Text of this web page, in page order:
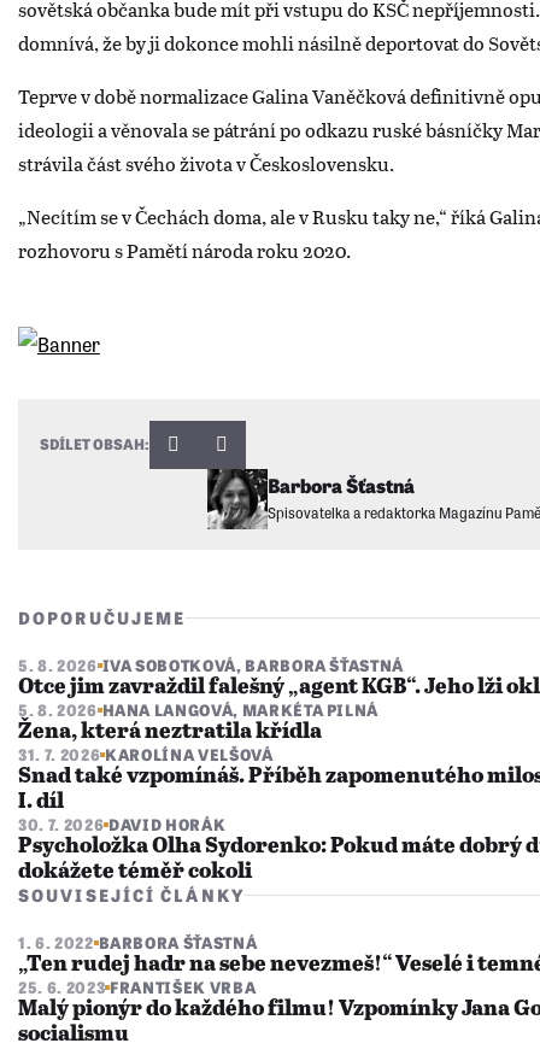
sovětská občanka bude mít při vstupu do KSČ
domnívá, že by ji dokonce mohli násilně deportovat do
Teprve v době normalizace Galina Vaněčková definitivně
ideologii a věnovala se pátrání po odkazu ruské básníčky
strávila část svého života v Československu.
„Necítím se v Čechách doma, ale v Rusku taky ne,“ říká
rozhovoru s Pamětí národa roku 2020.
Barbora Šťastná
Spisovatelka a redaktorka Magazínu
SDÍLET OBSAH:
DOPORUČUJEME
5. 8. 2026 IVA SOBOTKOVÁ, BARBORA ŠŤASTNÁ
Otce jim zavraždil falešný „agent KGB“. Jeho lži
5. 8. 2026 HANA LANGOVÁ, MARKÉTA PILNÁ
Žena, která neztratila křídla
31. 7. 2026 KAROLÍNA VELŠOVÁ
Snad také vzpomínáš. Příběh zapomenutého
I. díl
30. 7. 2026 DAVID HORÁK
Psycholožka Olha Sydorenko: Pokud máte dobrý
dokážete téměř cokoli
SOUVISEJÍCÍ ČLÁNKY
1. 6. 2022 BARBORA ŠŤASTNÁ
„Ten rudej hadr na sebe nevezmeš!“ Veselé i
25. 6. 2023 FRANTIŠEK VRBA
Malý pionýr do každého filmu! Vzpomínky Jana
socialismu